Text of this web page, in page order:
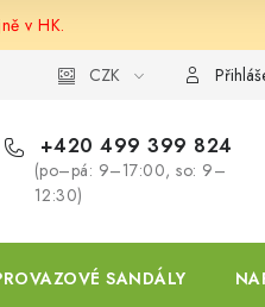
v HK.
CZK
+420 499 399 824
(po–pá: 9–17:00, so: 9–
12:30)
SANDÁLY